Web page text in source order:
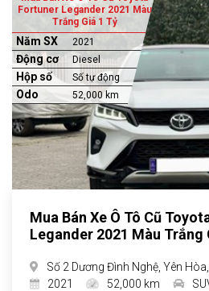
Fortuner Legander 2021 Màu
Trắng Giá 1 Tỷ
Năm SX 2021
Động cơ Diesel
Hộp số Số tự động
Odo 52,000 km
Mua Bán Xe Ô Tô Cũ
Legander 2021 Màu Trắng
Số 2 Dương Đình Nghệ, Yên
2021
52,000 km